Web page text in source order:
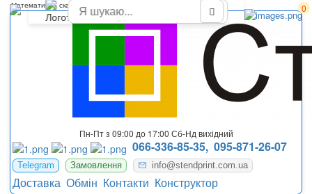
0
Пн-Пт з 09:00 до 17:00 Сб-Нд вихідний
066-336-85-35, 095-871-26-07
Telegram Замовлення info@stendprint.com.ua
Доставка Обмін Контакти Конструктор
Математична скарбничка для оформлення в початковому класі